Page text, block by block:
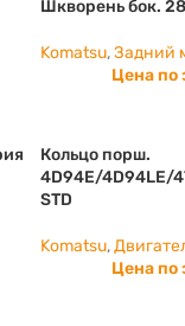
Шкворень бок.
Komatsu,Задний
Цена по
Кольцо порш.
4D94E/4D94LE/
STD
Komatsu,
Цена по